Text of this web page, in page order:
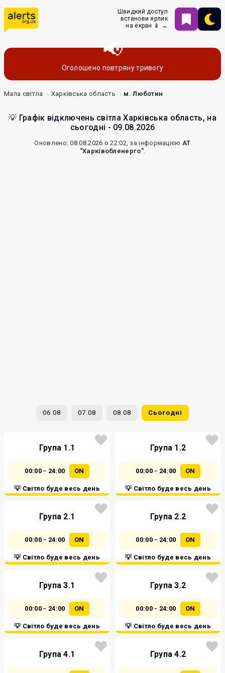
Швидкий доступ
встанови ярлик
на екран 📱 →
Оголошено повтряну тривогу
Мапа світла Харківська область м. Люботин
💡 Графік відключень світла Харківська область, на
сьогодні - 09.08.2026
Оновлено: 08.08.2026 о 22:02, за інформацією АТ
"Харківобленерго".
06.08 07.08 08.08 Сьогодні
Група 1.1
00:00 - 24:00 ON
💡 Світло буде весь день
Група 1.2
00:00 - 24:00 ON
💡 Світло буде весь день
Група 2.1
00:00 - 24:00 ON
💡 Світло буде весь день
Група 2.2
00:00 - 24:00 ON
💡 Світло буде весь день
Група 3.1
00:00 - 24:00 ON
💡 Світло буде весь день
Група 3.2
00:00 - 24:00 ON
💡 Світло буде весь день
Група 4.1 Група 4.2